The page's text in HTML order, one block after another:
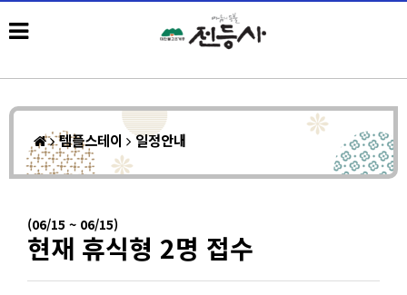
템플스테이 일정안내
(06/15 ~ 06/15)
현재 휴식형 2명 접수